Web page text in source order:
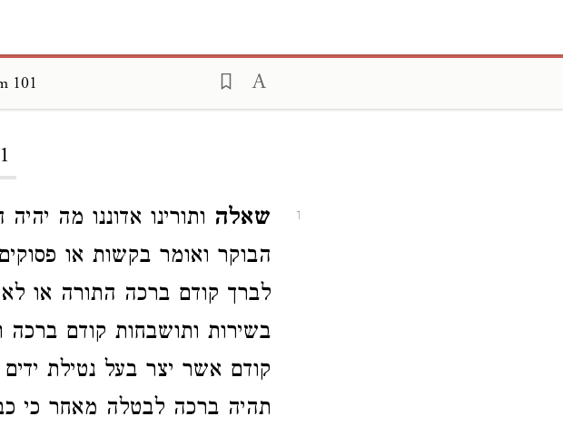
101
1 שאלה ותורינו אדוננו מה
הבוקר ואומר בקשות או
לברך קודם ברכה התורה או
בשירות ותושבחות קודם
קודם אשר יצר בעל נטילת
תהיה ברכה לבטלה מאחר כי